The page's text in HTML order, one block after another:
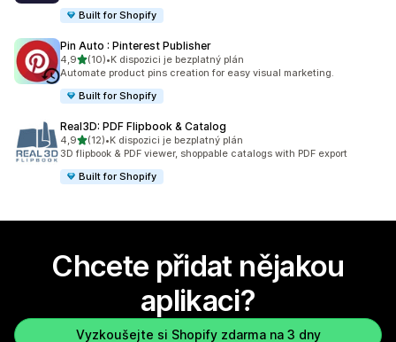
Built for Shopify
Pin Auto : Pinterest Publisher
4,9z 5 hvězd
(10)
Celkový počet recenzí: 10
•K dispozici je bezplatný plán
Automate product pins creation for easy visual marketing.
Built for Shopify
Real3D: PDF Flipbook & Catalog
4,9z 5 hvězd
(12)
Celkový počet recenzí: 12
•K dispozici je bezplatný plán
3D flipbook & PDF viewer, shoppable catalogs with PDF export
Built for Shopify
Chcete přidat nějakou
aplikaci?
Vyzkoušejte si Shopify zdarma na 3 dny